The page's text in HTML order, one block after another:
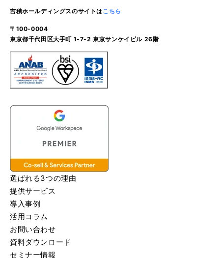
吉積ホールディングスのサイトはこちら
〒100-0004
東京都千代田区大手町 1-7-2 東京サンケイビル 26階
選ばれる3つの理由
提供サービス
導入事例
活用コラム
お問い合わせ
資料ダウンロード
セミナー情報